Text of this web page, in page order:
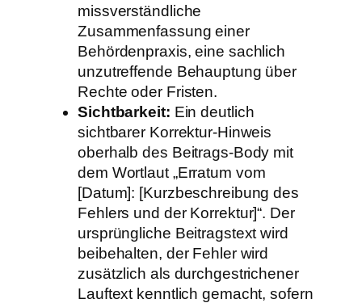
missverständliche
Zusammenfassung einer
Behördenpraxis, eine sachlich
unzutreffende Behauptung über
Rechte oder Fristen.
Sichtbarkeit: Ein deutlich
sichtbarer Korrektur-Hinweis
oberhalb des Beitrags-Body mit
dem Wortlaut „Erratum vom
[Datum]: [Kurzbeschreibung des
Fehlers und der Korrektur]“. Der
ursprüngliche Beitragstext wird
beibehalten, der Fehler wird
zusätzlich als durchgestrichener
Lauftext kenntlich gemacht, sofern